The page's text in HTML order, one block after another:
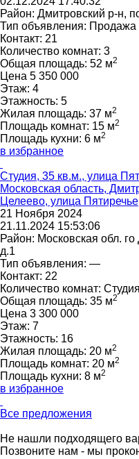
Район: Дмитровский р-н,
Тип объявления: Продажа
Контакт: 21
Количество комнат: 3
Общая площадь: 52 м2
Цена 5 350 000
Этаж: 4
Этажность: 5
Жилая площадь: 37 м2
Площадь комнат: 15 м2
Площадь кухни: 6 м2
в избранное
Студия, 35 кв.м., улица
Московская область,
Целеево, улица
21 Ноября 2024
21.11.2024 15:53:06
Район: Московская обл.
д.1
Тип объявления: —
Контакт: 22
Количество комнат: Студия
Общая площадь: 35 м2
Цена 3 300 000
Этаж: 7
Этажность: 16
Жилая площадь: 20 м2
Площадь комнат: 20 м2
Площадь кухни: 8 м2
в избранное
Все предложения
Не нашли подходящего
Позвоните нам - мы